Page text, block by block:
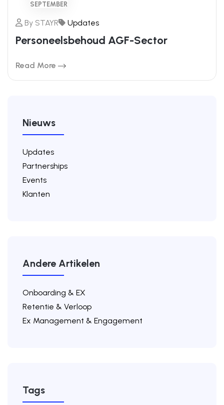
By STAYR Updates
Personeelsbehoud AGF-Sector
Read More
SEPTEMBER
Nieuws
Updates
Partnerships
Events
Klanten
Andere Artikelen
Onboarding & EX
Retentie & Verloop
Ex Management & Engagement
Tags